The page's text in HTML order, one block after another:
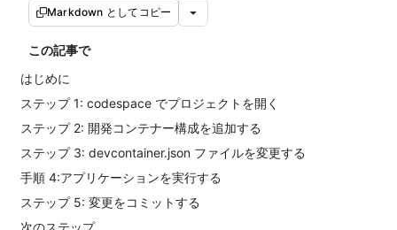
Markdown としてコピー
この記事で
はじめに
ステップ 1: codespace でプロジェクトを開く
ステップ 2: 開発コンテナー構成を追加する
ステップ 3: devcontainer.json ファイルを変更する
手順 4:アプリケーションを実行する
ステップ 5: 変更をコミットする
次のステップ